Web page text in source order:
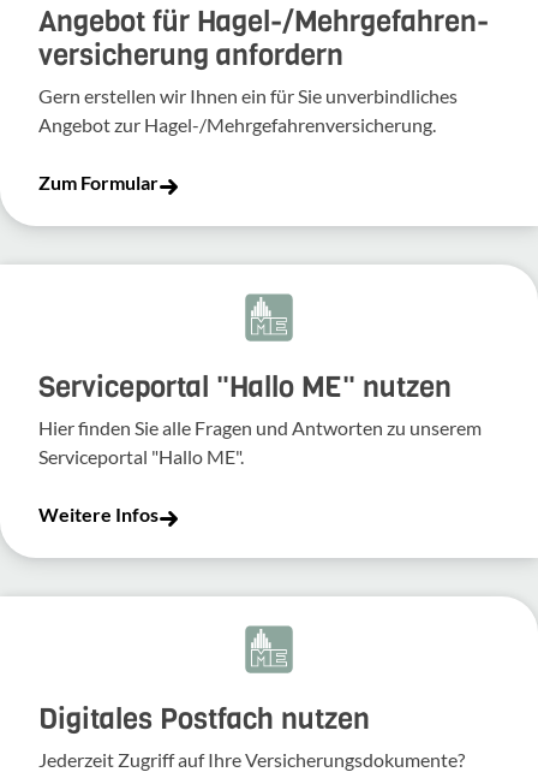
Angebot für Hagel-­/Mehrgefahren­
versicherung anfordern
Gern erstellen wir Ihnen ein für Sie unverbindliches
Angebot zur Hagel-/Mehrgefahrenversicherung.
Zum Formular
Serviceportal "Hallo ME" nutzen
Hier finden Sie alle Fragen und Antworten zu unserem
Serviceportal "Hallo ME".
Weitere Infos
Digitales Postfach nutzen
Jederzeit Zugriff auf Ihre Versicherungsdokumente?